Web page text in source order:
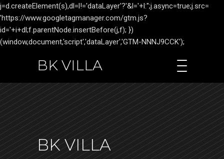
j=d.createElement(s),dl=l!='dataLayer'?'&l='+l:'';j.async=true;j.src=
'https://www.googletagmanager.com/gtm.js?
id='+i+dl;f.parentNode.insertBefore(j,f); })
(window,document,'script','dataLayer','GTM-NNNJ9CCK');
BK VILLA
BK VILLA